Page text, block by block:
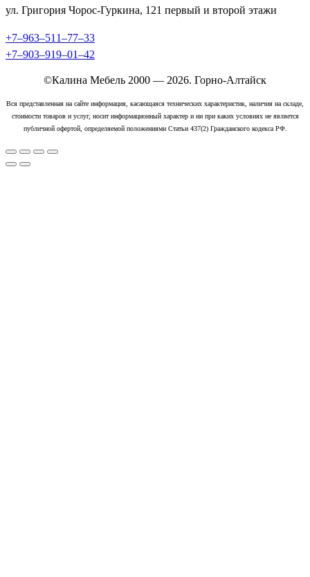
ул. Григория Чорос-Гуркина, 121 ​первый и второй этажи
+7‒963‒511‒77‒33
+7‒903‒919‒01‒42
©Калина Мебель 2000 — 2026. Горно-Алтайск
Вся представленная на сайте информация, касающаяся технических характеристик, наличия на складе,
стоимости товаров и услуг, носит информационный характер и ни при каких условиях не является
публичной офертой, определяемой положениями Статьи 437(2) Гражданского кодекса РФ.